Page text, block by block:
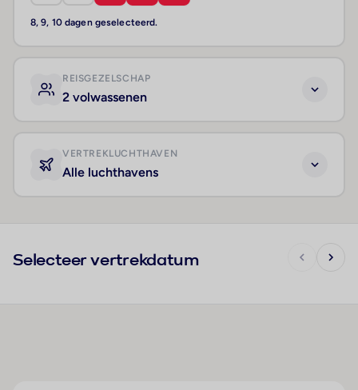
8, 9, 10 dagen geselecteerd.
REISGEZELSCHAP
2 volwassenen
VERTREKLUCHTHAVEN
Alle luchthavens
Selecteer vertrekdatum